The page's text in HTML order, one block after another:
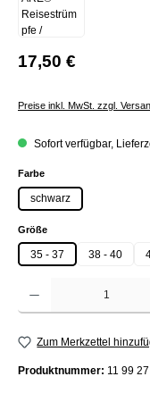
17,50 €
Preise inkl. MwSt. zzgl.
Sofort verfügbar,
Farbeauswählen
schwarz
Größeauswählen
35 - 37 38 - 40
Produkt Anzahl: Gib den
Zum Merkzettel
Produktnummer: 11 99